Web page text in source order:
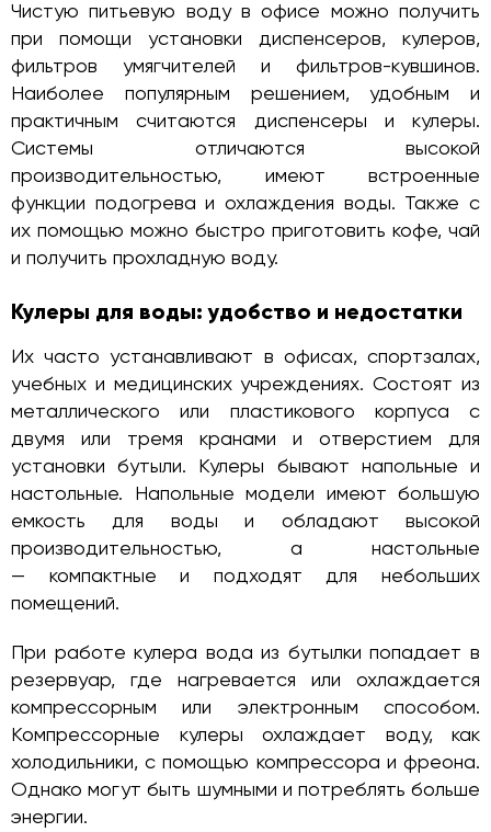
Чистую питьевую воду в офисе можно получить
при помощи установки диспенсеров, кулеров,
фильтров умягчителей и фильтров-кувшинов.
Наиболее популярным решением, удобным и
практичным считаются диспенсеры и кулеры.
Системы отличаются высокой
производительностью, имеют встроенные
функции подогрева и охлаждения воды. Также с
их помощью можно быстро приготовить кофе, чай
и получить прохладную воду.
Кулеры для воды: удобство и недостатки
Их часто устанавливают в офисах, спортзалах,
учебных и медицинских учреждениях. Состоят из
металлического или пластикового корпуса с
двумя или тремя кранами и отверстием для
установки бутыли. Кулеры бывают напольные и
настольные. Напольные модели имеют большую
емкость для воды и обладают высокой
производительностью, а настольные
— компактные и подходят для небольших
помещений.
При работе кулера вода из бутылки попадает в
резервуар, где нагревается или охлаждается
компрессорным или электронным способом.
Компрессорные кулеры охлаждает воду, как
холодильники, с помощью компрессора и фреона.
Однако могут быть шумными и потреблять больше
энергии.